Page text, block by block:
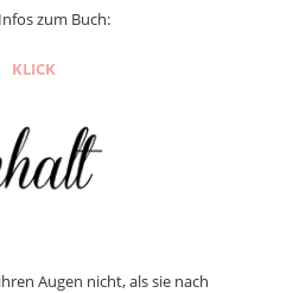
zum Buch:
KLICK
Augen nicht, als sie nach